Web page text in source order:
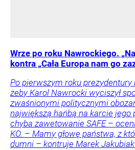
Wrze po roku Nawrockiego.
kontra „Cała Europa nam go
Po pierwszym roku prezydentury
żeby Karol Nawrocki wyciszył
zwaśnionymi politycznymi
największą hańbą na karcie jego
chyba zawetowanie SAFE –
KO. – Mamy głowę państwa, z
dumni – kontruje Marek